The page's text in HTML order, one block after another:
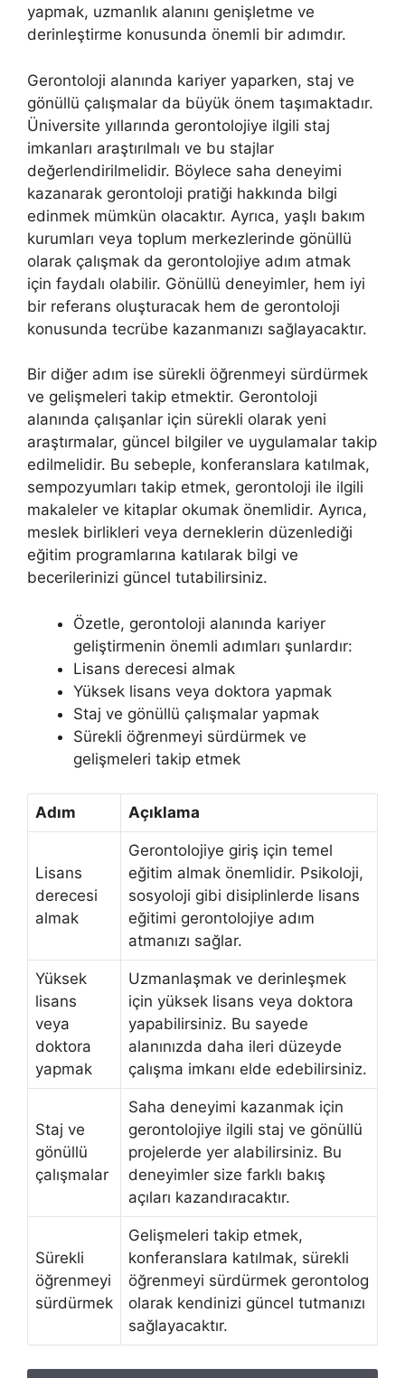
yapmak, uzmanlık alanını genişletme ve
derinleştirme konusunda önemli bir adımdır.
Gerontoloji alanında kariyer yaparken, staj ve
gönüllü çalışmalar da büyük önem taşımaktadır.
Üniversite yıllarında gerontolojiye ilgili staj
imkanları araştırılmalı ve bu stajlar
değerlendirilmelidir. Böylece saha deneyimi
kazanarak gerontoloji pratiği hakkında bilgi
edinmek mümkün olacaktır. Ayrıca, yaşlı bakım
kurumları veya toplum merkezlerinde gönüllü
olarak çalışmak da gerontolojiye adım atmak
için faydalı olabilir. Gönüllü deneyimler, hem iyi
bir referans oluşturacak hem de gerontoloji
konusunda tecrübe kazanmanızı sağlayacaktır.
Bir diğer adım ise sürekli öğrenmeyi sürdürmek
ve gelişmeleri takip etmektir. Gerontoloji
alanında çalışanlar için sürekli olarak yeni
araştırmalar, güncel bilgiler ve uygulamalar takip
edilmelidir. Bu sebeple, konferanslara katılmak,
sempozyumları takip etmek, gerontoloji ile ilgili
makaleler ve kitaplar okumak önemlidir. Ayrıca,
meslek birlikleri veya derneklerin düzenlediği
eğitim programlarına katılarak bilgi ve
becerilerinizi güncel tutabilirsiniz.
Özetle, gerontoloji alanında kariyer
geliştirmenin önemli adımları şunlardır:
Lisans derecesi almak
Yüksek lisans veya doktora yapmak
Staj ve gönüllü çalışmalar yapmak
Sürekli öğrenmeyi sürdürmek ve
gelişmeleri takip etmek
Adım Açıklama
Lisans
derecesi
almak
Gerontolojiye giriş için temel
eğitim almak önemlidir. Psikoloji,
sosyoloji gibi disiplinlerde lisans
eğitimi gerontolojiye adım
atmanızı sağlar.
Yüksek
lisans
veya
doktora
yapmak
Uzmanlaşmak ve derinleşmek
için yüksek lisans veya doktora
yapabilirsiniz. Bu sayede
alanınızda daha ileri düzeyde
çalışma imkanı elde edebilirsiniz.
Staj ve
gönüllü
çalışmalar
Saha deneyimi kazanmak için
gerontolojiye ilgili staj ve gönüllü
projelerde yer alabilirsiniz. Bu
deneyimler size farklı bakış
açıları kazandıracaktır.
Sürekli
öğrenmeyi
sürdürmek
Gelişmeleri takip etmek,
konferanslara katılmak, sürekli
öğrenmeyi sürdürmek gerontolog
olarak kendinizi güncel tutmanızı
sağlayacaktır.